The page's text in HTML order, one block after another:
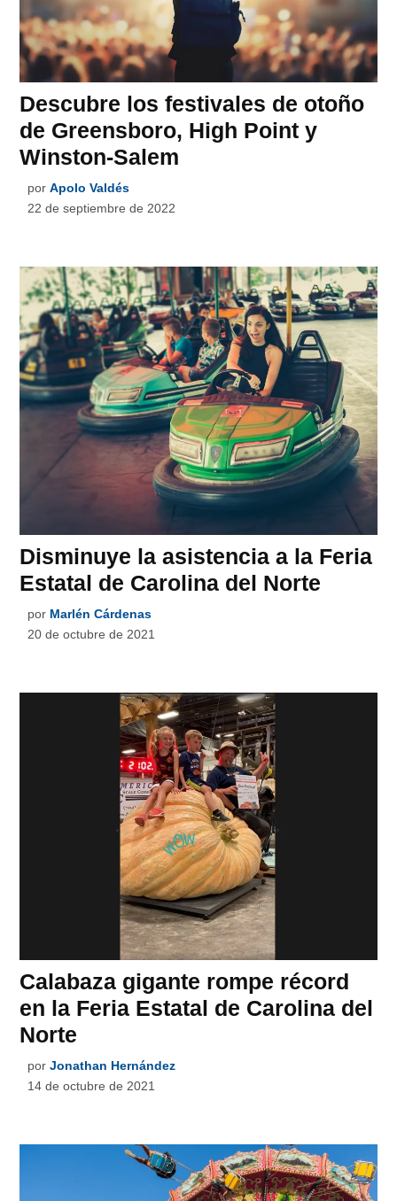
Descubre los festivales de otoño
de Greensboro, High Point y
Winston-Salem
por Apolo Valdés
22 de septiembre de 2022
Disminuye la asistencia a la Feria
Estatal de Carolina del Norte
por Marlén Cárdenas
20 de octubre de 2021
Calabaza gigante rompe récord
en la Feria Estatal de Carolina del
Norte
por Jonathan Hernández
14 de octubre de 2021